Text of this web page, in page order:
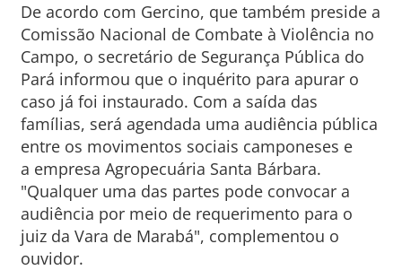
De acordo com Gercino, que também preside a
Comissão Nacional de Combate à Violência no
Campo, o secretário de Segurança Pública do
Pará informou que o inquérito para apurar o
caso já foi instaurado. Com a saída das
famílias, será agendada uma audiência pública
entre os movimentos sociais camponeses e
a empresa Agropecuária Santa Bárbara.
"Qualquer uma das partes pode convocar a
audiência por meio de requerimento para o
juiz da Vara de Marabá", complementou o
ouvidor.